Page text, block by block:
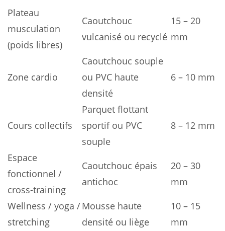
Plateau
musculation
(poids libres)
Caoutchouc
vulcanisé ou recyclé
15 – 20
mm
Zone cardio
Caoutchouc souple
ou PVC haute
densité
6 – 10 mm
Cours collectifs
Parquet flottant
sportif ou PVC
souple
8 – 12 mm
Espace
fonctionnel /
cross-training
Caoutchouc épais
antichoc
20 – 30
mm
Wellness / yoga /
stretching
Mousse haute
densité ou liège
10 – 15
mm